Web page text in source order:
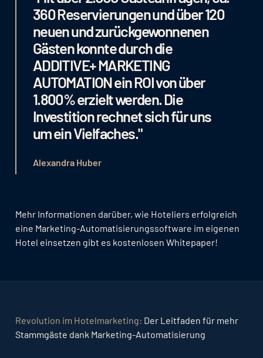
360 Reservierungen und über 120
neuen und zurückgewonnenen
Gästen konnte durch die
ADDITIVE+ MARKETING
AUTOMATION ein ROI von über
1.800% erzielt werden. Die
Investition rechnet sich für uns
um ein Vielfaches."
Alexandra Huber
Mehr Informationen darüber, wie Hoteliers erfolgreich
eine Marketing-Automatisierungssoftware im eigenen
Hotel einsetzen gibt es kostenlosen Whitepaper!
Revolution im Hotelmarketing: Der Leitfaden für mehr
Stammgäste dank Marketing-Automatisierung